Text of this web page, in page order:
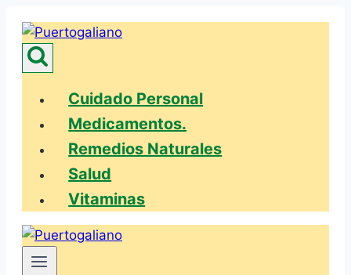
contenido
Cuidado Personal
Medicamentos.
Remedios Naturales
Salud
Vitaminas